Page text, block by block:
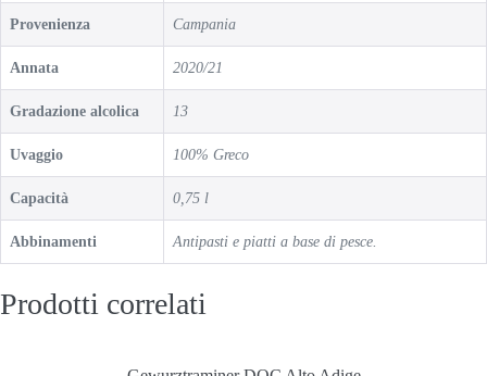
Provenienza Campania
Annata 2020/21
Gradazione alcolica 13
Uvaggio 100% Greco
Capacità 0,75 l
Abbinamenti Antipasti e piatti a base di pesce.
Prodotti correlati